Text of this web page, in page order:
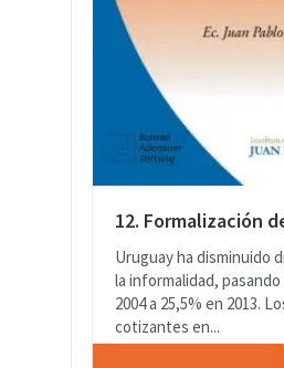
12. Formalización
Uruguay ha disminuido
la informalidad, pasando
2004 a 25,5% en 2013.
cotizantes en...